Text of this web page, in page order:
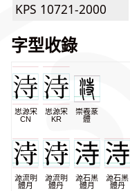
KPS 10721-2000
字型收錄
思源宋
CN
思源宋
KR
崇羲篆
體
源流明
體月
源流明
體丹
源石黑
體月
源石黑
體丹